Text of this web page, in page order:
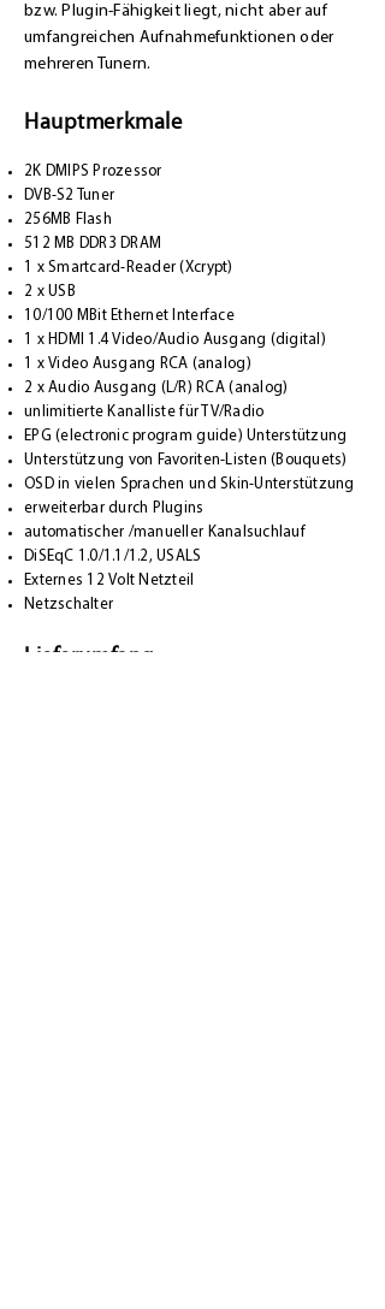
bzw. Plugin‑Fähigkeit liegt, nicht aber auf
umfangreichen Aufnahmefunktionen oder
mehreren Tunern.
Hauptmerkmale
2K DMIPS Prozessor
DVB-S2 Tuner
256MB Flash
512 MB DDR3 DRAM
1 x Smartcard-Reader (Xcrypt)
2 x USB
10/100 MBit Ethernet Interface
1 x HDMI 1.4 Video/Audio Ausgang (digital)
1 x Video Ausgang RCA (analog)
2 x Audio Ausgang (L/R) RCA (analog)
unlimitierte Kanalliste für TV/Radio
EPG (electronic program guide) Unterstützung
Unterstützung von Favoriten-Listen (Bouquets)
OSD in vielen Sprachen und Skin-Unterstützung
erweiterbar durch Plugins
automatischer /manueller Kanalsuchlauf
DiSEqC 1.0/1.1/1.2, USALS
Externes 12 Volt Netzteil
Netzschalter
Lieferumfang